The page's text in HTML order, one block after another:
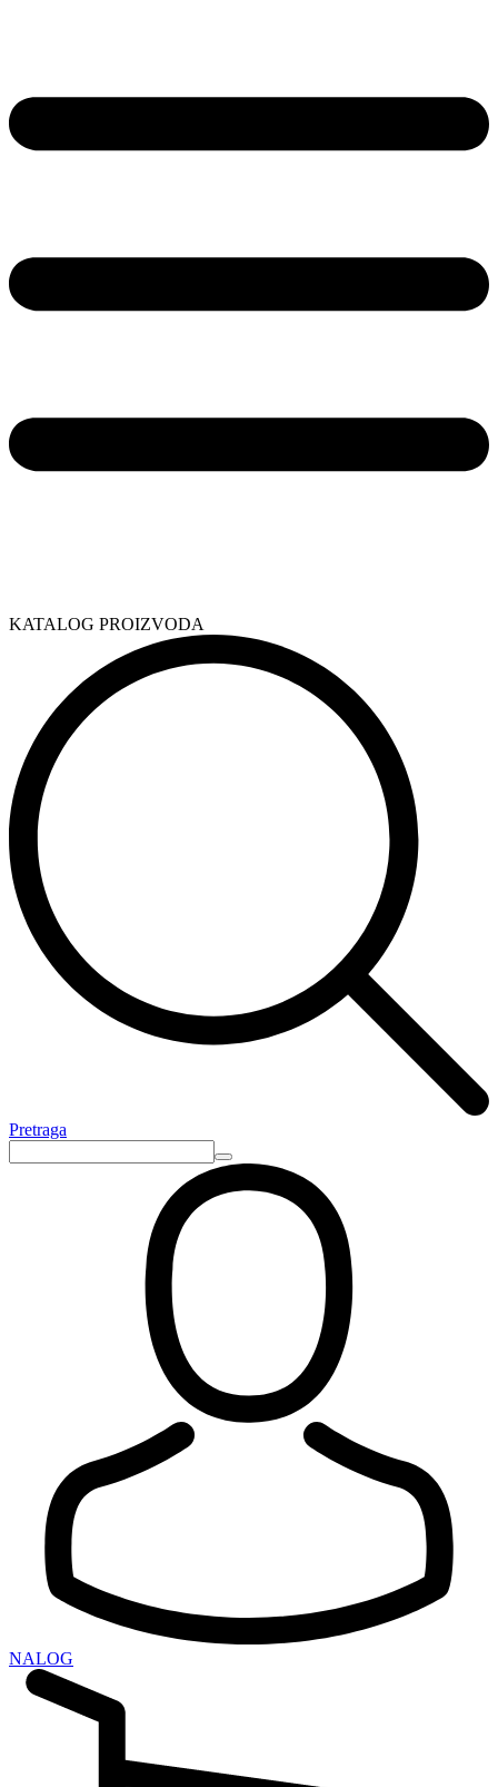
KATALOG PROIZVODA
Pretraga
NALOG